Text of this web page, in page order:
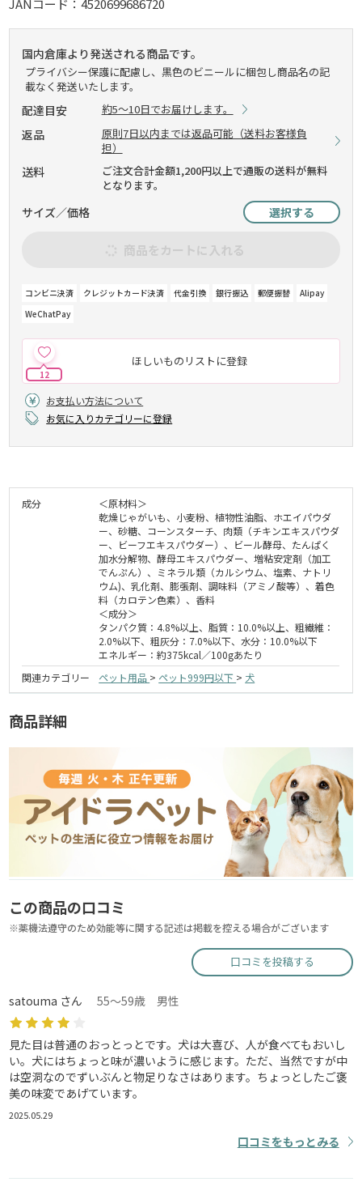
JANコード：4520699686720
国内倉庫より発送される商品です。
プライバシー保護に配慮し、黒色のビニールに梱包し商品名の記
載なく発送いたします。
配達目安 約5～10日でお届けします。
返品
原則7日以内までは返品可能（送料お客様負
担）
送料
ご注文合計金額1,200円以上で通販の送料が無料
となります。
サイズ／価格 選択する
商品をカートに入れる
コンビニ決済 クレジットカード決済 代金引換 銀行振込 郵便振替
Alipay
WeChatPay
ほしいものリストに登録
12
お支払い方法について
お気に入りカテゴリーに登録
成分
＜原材料＞
乾燥じゃがいも、小麦粉、植物性油脂、ホエイパウダ
ー、砂糖、コーンスターチ、肉類（チキンエキスパウダ
ー、ビーフエキスパウダー）、ビール酵母、たんぱく
加水分解物、酵母エキスパウダー、増粘安定剤（加工
でんぷん）、ミネラル類（カルシウム、塩素、ナトリ
ウム)、乳化剤、膨張剤、調味料（アミノ酸等）、着色
料（カロテン色素）、香料
＜成分＞
タンパク質：4.8%以上、脂質：10.0%以上、粗繊維：
2.0%以下、粗灰分：7.0%以下、水分：10.0%以下
エネルギー：約375kcal／100gあたり
関連カテゴリー
ペット用品 > ペット999円以下 > 犬
商品詳細
この商品の口コミ
※薬機法遵守のため効能等に関する記述は掲載を控える場合がございます
口コミを投稿する
satouma さん 55～59歳 男性
見た目は普通のおっとっとです。犬は大喜び、人が食べてもおいし
い。犬にはちょっと味が濃いように感じます。ただ、当然ですが中
は空洞なのでずいぶんと物足りなさはあります。ちょっとしたご褒
美の味変であげています。
2025.05.29
口コミをもっとみる